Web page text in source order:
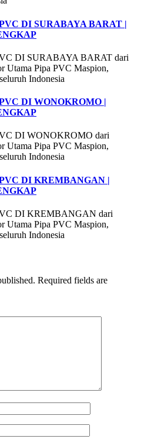
DI SURABAYA BARAT |
DI SURABAYA BARAT dari
Utama Pipa PVC Maspion,
Indonesia
DI WONOKROMO |
DI WONOKROMO dari
Utama Pipa PVC Maspion,
Indonesia
DI KREMBANGAN |
DI KREMBANGAN dari
Utama Pipa PVC Maspion,
Indonesia
Required fields are